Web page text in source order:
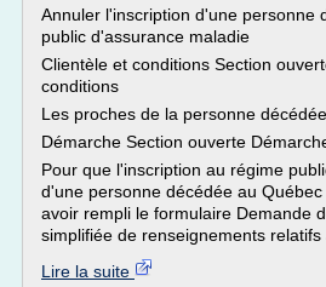
Annuler l'inscription d'une personne
public d'assurance maladie
Clientèle et conditions Section
conditions
Les proches de la personne décédée.
Démarche Section ouverte
Pour que l'inscription au régime
d'une personne décédée au
avoir rempli le formulaire Demande
simplifiée de renseignements relatifs
Lire la suite